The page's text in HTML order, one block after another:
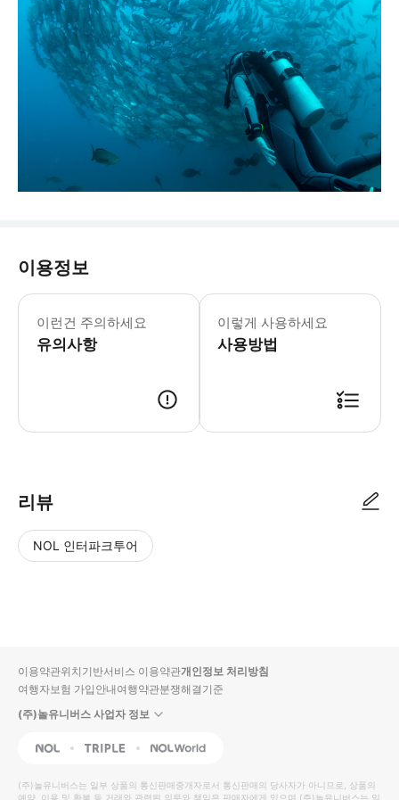
이용정보
이런건 주의하세요
유의사항
이렇게 사용하세요
사용방법
리뷰
NOL 인터파크투어
입니
다.
높
동
순
상
이용약관위치기반서비스 이용약관개인정보 처리방침
여행자보험 가입안내여행약관분쟁해결기준
(주)놀유니버스 사업자 정보
NOL Triple Interpark Global
(주)놀유니버스는 일부 상품의 통신판매중개자로서 통신판매의 당사자가 아니므로, 상품의
예약, 이용 및 환불 등 거래와 관련된 의무와 책임은 판매자에게 있으며 (주)놀유니버스는 일